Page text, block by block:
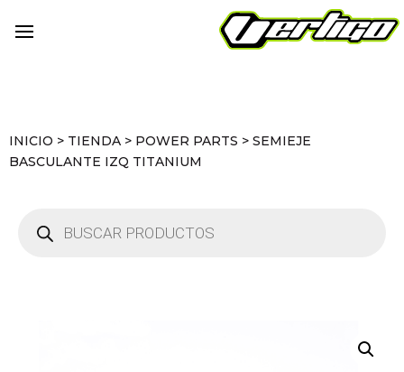
INICIO > TIENDA > POWER PARTS > SEMIEJE
BASCULANTE IZQ TITANIUM
productos